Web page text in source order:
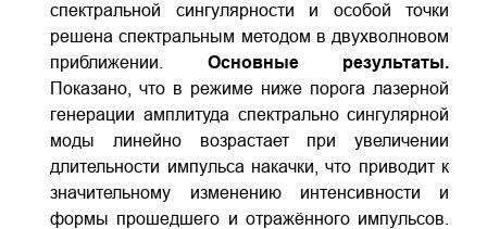
спектральной сингулярности и особой точки
решена спектральным методом в двухволновом
приближении. Основные результаты.
Показано, что в режиме ниже порога лазерной
генерации амплитуда спектрально сингулярной
моды линейно возрастает при увеличении
длительности импульса накачки, что приводит к
значительному изменению интенсивности и
формы прошедшего и отражённого импульсов.